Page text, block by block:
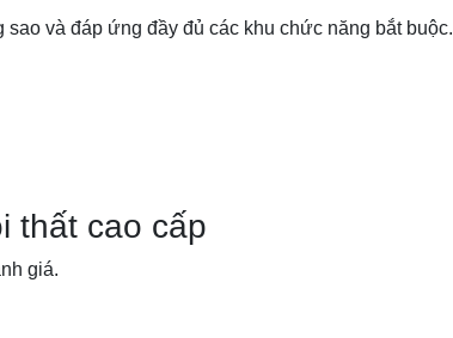
và đáp ứng đầy đủ các khu chức năng bắt buộc.
thất cao cấp
giá.